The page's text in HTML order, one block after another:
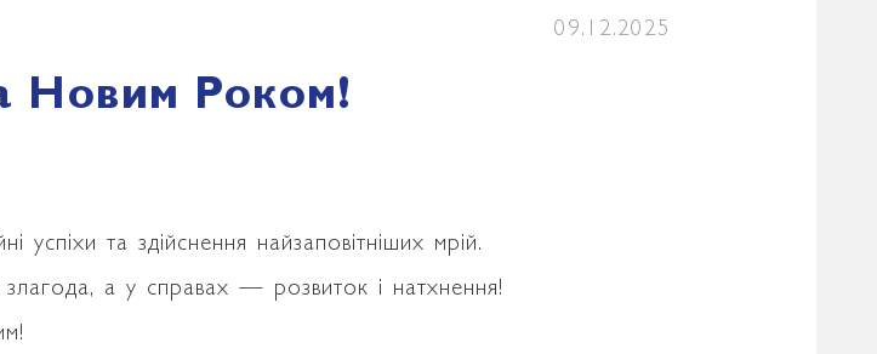
09.12.2025
Новим Роком!
та здійснення найзаповітніших мрій.
а у справах — розвиток і натхнення!